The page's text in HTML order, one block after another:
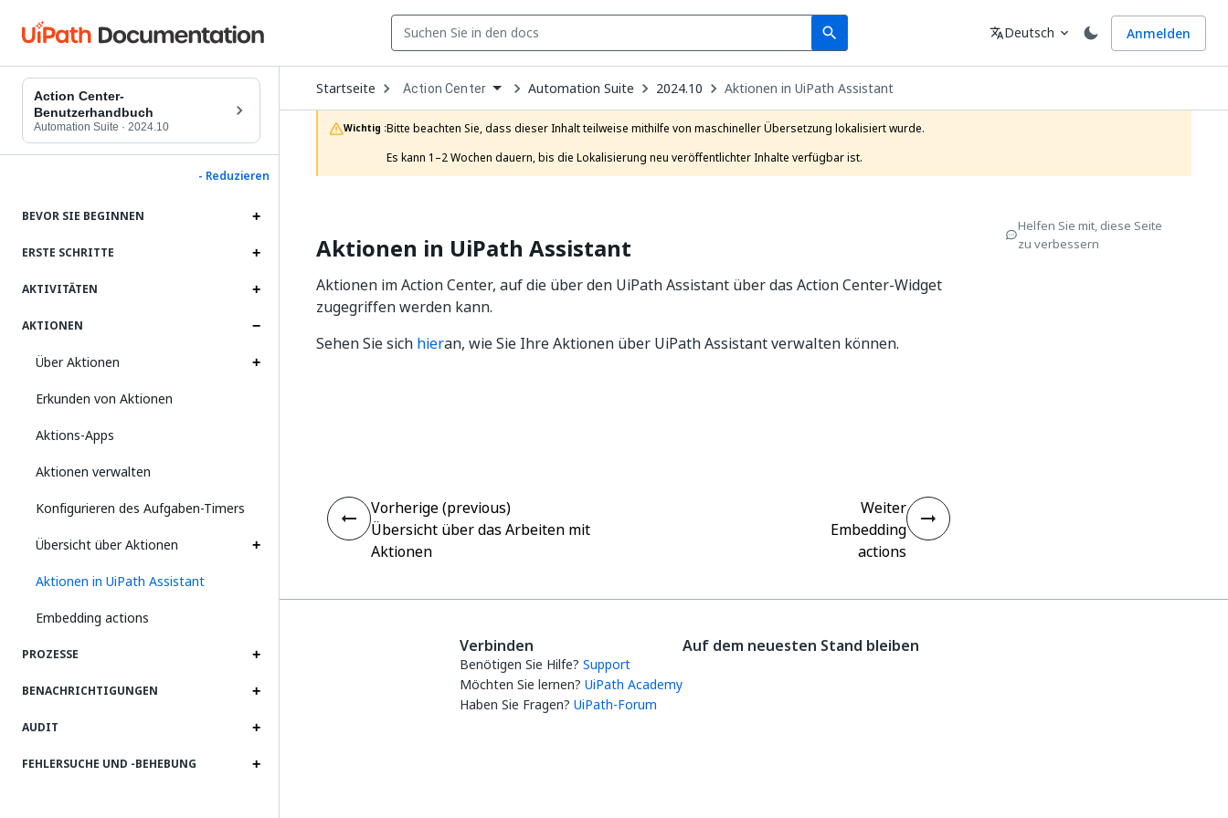
search
Search Sprache
translateDeutsch expand_more Anmelden
Action Center-
Benutzerhandbuch
Automation Suite · 2024.10
- Reduzieren
BEVOR SIE BEGINNEN
ERSTE SCHRITTE
AKTIVITÄTEN
AKTIONEN
Über Aktionen
Erkunden von Aktionen
Aktions-Apps
Aktionen verwalten
Konfigurieren des Aufgaben-Timers
Übersicht über Aktionen
Aktionen in UiPath Assistant
Embedding actions
PROZESSE
BENACHRICHTIGUNGEN
AUDIT
FEHLERSUCHE UND ‑BEHEBUNG
Startseite Open
Dropdown
to
choose
product
Action Center Automation Suite 2024.10 Aktionen in UiPath Assistant
Wichtig :Bitte beachten Sie, dass dieser Inhalt teilweise mithilfe von maschineller Übersetzung lokalisiert wurde.
Es kann 1–2 Wochen dauern, bis die Lokalisierung neu veröffentlichter Inhalte verfügbar ist.
Aktionen in UiPath Assistant
Aktionen im Action Center, auf die über den UiPath Assistant über das Action Center-Widget
zugegriffen werden kann.
Sehen Sie sich hieran, wie Sie Ihre Aktionen über UiPath Assistant verwalten können.
Helfen Sie mit, diese Seite
zu verbessern
Vorherige (previous)
Übersicht über das Arbeiten mit
Aktionen
Weiter
Embedding
actions
Verbinden
Benötigen Sie Hilfe? Support
Möchten Sie lernen? UiPath Academy
Haben Sie Fragen? UiPath-Forum
Auf dem neuesten Stand bleiben